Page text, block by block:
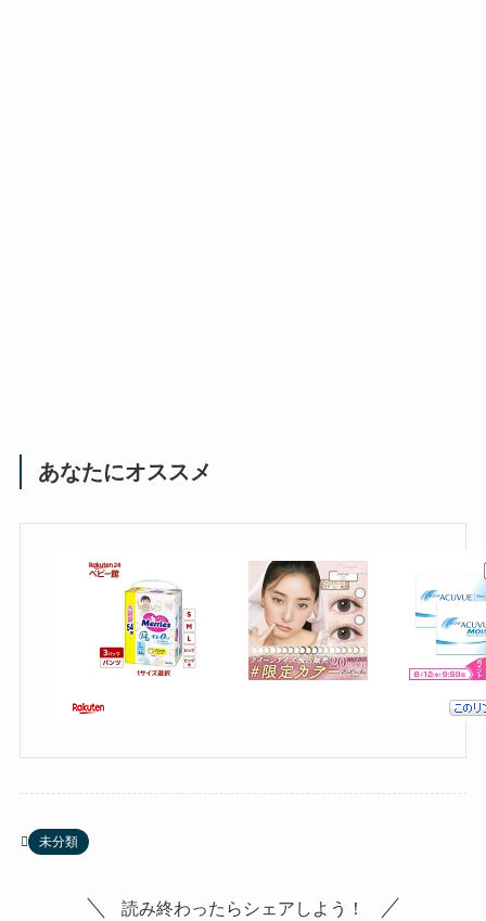
あなたにオススメ
未分類
読み終わったらシェアしよう！